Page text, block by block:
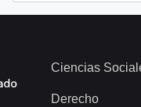
Ciencias
Derecho